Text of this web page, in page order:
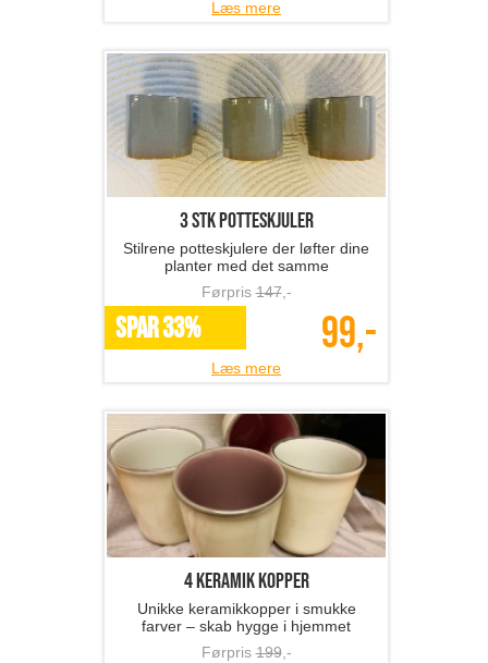
Læs mere
3 stk potteskjuler
Stilrene potteskjulere der løfter dine
planter med det samme
Førpris147,-
SPAR 33% 99,-
Læs mere
4 keramik kopper
Unikke keramikkopper i smukke
farver – skab hygge i hjemmet
Førpris199,-